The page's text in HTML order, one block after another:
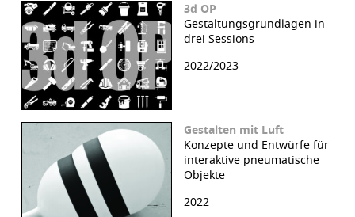
3d OP
Gestaltungsgrundlagen in
drei Sessions
2022/2023
Gestalten mit Luft
Konzepte und Entwürfe für
interaktive pneumatische
Objekte
2022